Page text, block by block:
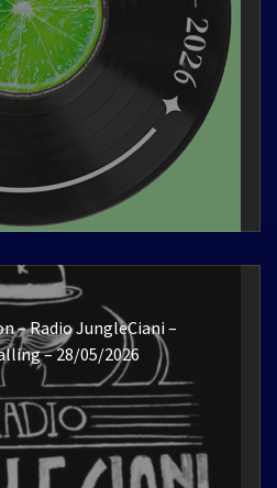
– Radio JungleCiani –
– 28/05/2026